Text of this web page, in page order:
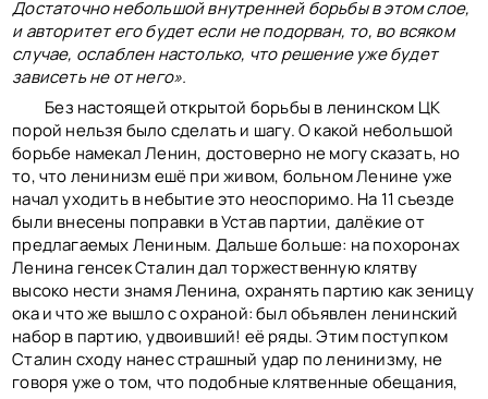
Достаточно небольшой внутренней борьбы в этом слое,
и авторитет его будет если не подорван, то, во всяком
случае, ослаблен настолько, что решение уже будет
зависеть не от него».
Без настоящей открытой борьбы в ленинском ЦК
порой нельзя было сделать и шагу. О какой небольшой
борьбе намекал Ленин, достоверно не могу сказать, но
то, что ленинизм ешё при живом, больном Ленине уже
начал уходить в небытие это неоспоримо. На 11 съезде
были внесены поправки в Устав партии, далёкие от
предлагаемых Лениным. Дальше больше: на похоронах
Ленина генсек Сталин дал торжественную клятву
высоко нести знамя Ленина, охранять партию как зеницу
ока и что же вышло с охраной: был объявлен ленинский
набор в партию, удвоивший! её ряды. Этим поступком
Сталин сходу нанес страшный удар по ленинизму, не
говоря уже о том, что подобные клятвенные обещания,